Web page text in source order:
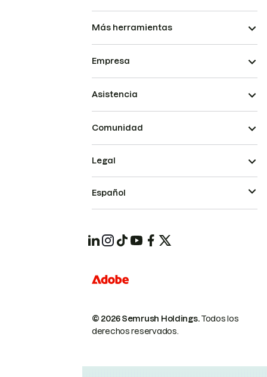
Más herramientas
Empresa
Asistencia
Comunidad
© 2026 Semrush Holdings.Todos los
derechos reservados.
Legal
Español